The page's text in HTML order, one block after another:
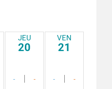
JEU
20
- -
VEN
21
- -